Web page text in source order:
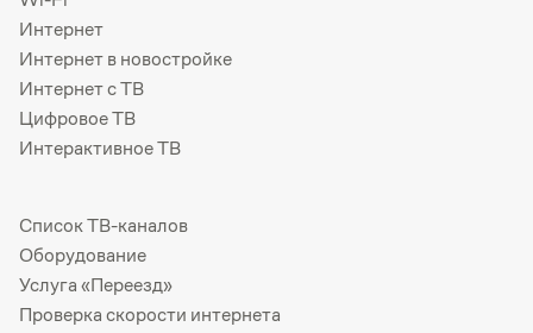
Интернет
Интернет в новостройке
Интернет с ТВ
Цифровое ТВ
Интерактивное ТВ
Список ТВ-каналов
Оборудование
Услуга «Переезд»
Проверка скорости интернета